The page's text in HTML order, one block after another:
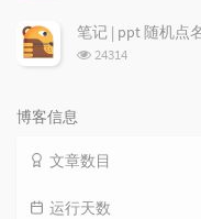
次
数:
笔记 | ppt 随机点
浏
24314
博客信息
文章数目
运行天数